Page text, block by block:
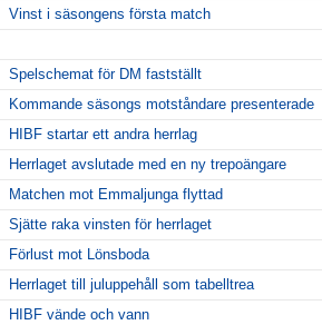
Vinst i säsongens första match
Spelschemat för DM fastställt
Kommande säsongs motståndare presenterade
HIBF startar ett andra herrlag
Herrlaget avslutade med en ny trepoängare
Matchen mot Emmaljunga flyttad
Sjätte raka vinsten för herrlaget
Förlust mot Lönsboda
Herrlaget till juluppehåll som tabelltrea
HIBF vände och vann